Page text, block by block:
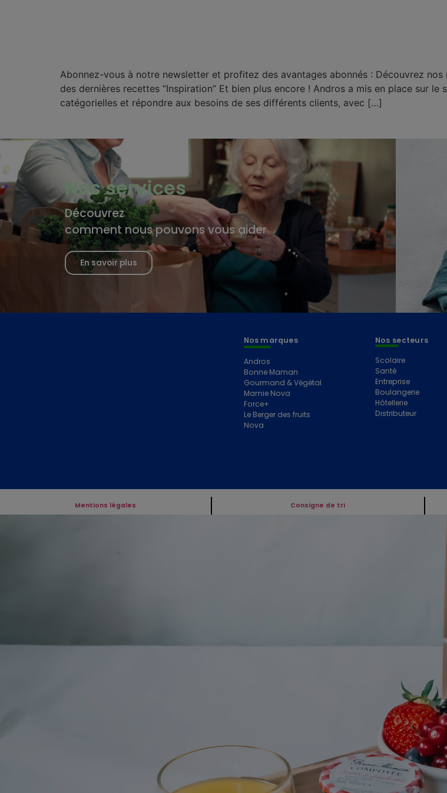
Abonnez-vous à notre newsletter et profitez des avantages abonnés : Découvrez
des dernières recettes “Inspiration” Et bien plus encore ! Andros a mis en place sur
catégorielles et répondre aux besoins de ses différents clients, avec […]
Nos services
Découvrez
comment nous pouvons vous aider
En savoir plus
Nos marques
Andros
Bonne Maman
Gourmand & Végétal
Mamie Nova
Force+
Le Berger des fruits
Nova
Nos secteurs
Scolaire
Santé
Entreprise
Boulangerie
Hôtellerie
Distributeur
Mentions légales Consigne de tri